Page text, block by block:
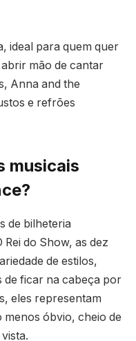
ideal para quem quer
mão de cantar
Anna and the
e refrões
musicais
de bilheteria
do Show, as dez
de estilos,
de ficar na cabeça por
eles representam
óbvio, cheio de